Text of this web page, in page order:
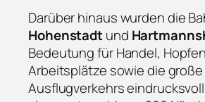
Darüber hinaus wurden die
Hohenstadtund
Bedeutung für Handel,
Arbeitsplätze sowie die
Ausflugverkehrs